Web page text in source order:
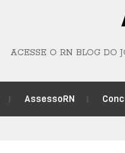
ACESSE O RN BLOG DO
AssessoRN